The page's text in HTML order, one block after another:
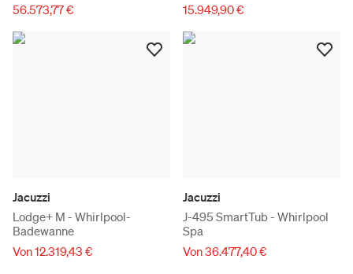
56.573,77 €
15.949,90 €
Jacuzzi
Lodge+ M - Whirlpool-
Badewanne
Von 12.319,43 €
Jacuzzi
J-495 SmartTub - Whirlpool
Spa
Von 36.477,40 €